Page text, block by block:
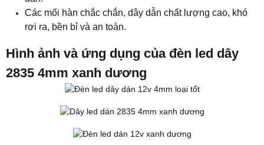
Các mối hàn chắc chắn, dây dẫn chất lượng cao, khó
rơi ra, bền bỉ và an toàn.
Hình ảnh và ứng dụng của đèn led dây
2835 4mm xanh dương